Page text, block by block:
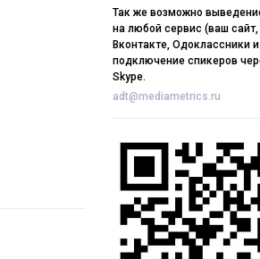
Так же возможно
на любой сервис (ваш сайт,
Вконтакте, Одоклассники
подключение спикеров
Skype.
adt@mediametrics.ru